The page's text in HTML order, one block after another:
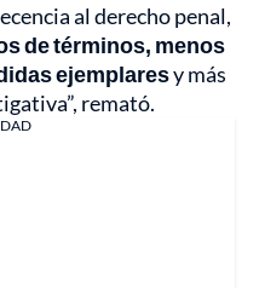
al derecho penal,
de términos, menos
ejemplaresy más
remató.